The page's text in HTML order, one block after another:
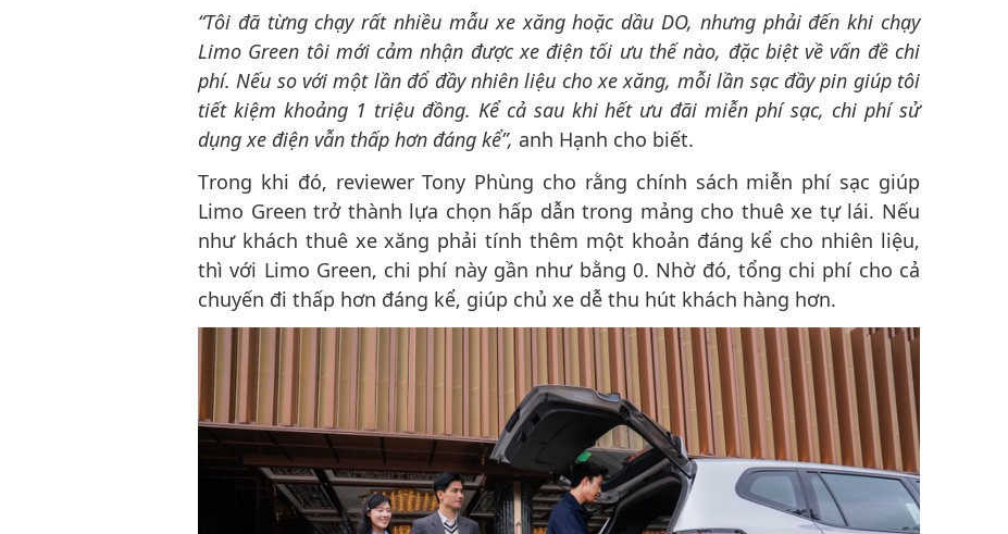
“Tôi đã từng chạy rất nhiều mẫu xe xăng hoặc dầu DO, nhưng phải đến khi chạy
Limo Green tôi mới cảm nhận được xe điện tối ưu thế nào, đặc biệt về vấn đề chi
phí. Nếu so với một lần đổ đầy nhiên liệu cho xe xăng, mỗi lần sạc đầy pin giúp tôi
tiết kiệm khoảng 1 triệu đồng. Kể cả sau khi hết ưu đãi miễn phí sạc, chi phí sử
dụng xe điện vẫn thấp hơn đáng kể”, anh Hạnh cho biết.
Trong khi đó, reviewer Tony Phùng cho rằng chính sách miễn phí sạc giúp
Limo Green trở thành lựa chọn hấp dẫn trong mảng cho thuê xe tự lái. Nếu
như khách thuê xe xăng phải tính thêm một khoản đáng kể cho nhiên liệu,
thì với Limo Green, chi phí này gần như bằng 0. Nhờ đó, tổng chi phí cho cả
chuyến đi thấp hơn đáng kể, giúp chủ xe dễ thu hút khách hàng hơn.